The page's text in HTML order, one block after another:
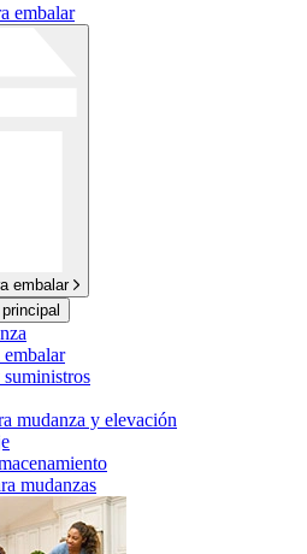
embalar
embalar
embalar
mudanza y elevación
mudanzas